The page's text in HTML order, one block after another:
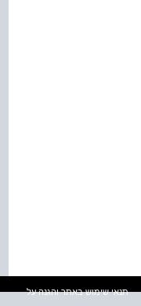
תנאי שימוש באתר והגנה על